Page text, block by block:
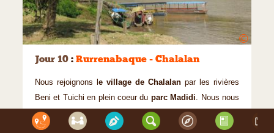
©
Jour 10 : Rurrenabaque - Chalalan
Nous rejoignons l e village de Chalalan par les rivières
Beni et Tuichi en plein coeur du parc Madidi. Nous nous
embarquons pour 3 jours d’immersion dans cette
communauté amazonienne. Nous vivons leur quotidien,